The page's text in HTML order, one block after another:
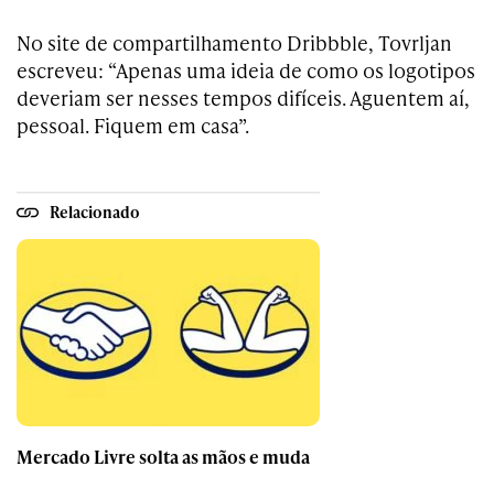
No site de compartilhamento Dribbble, Tovrljan
escreveu: “Apenas uma ideia de como os logotipos
deveriam ser nesses tempos difíceis. Aguentem aí,
pessoal. Fiquem em casa”.
Relacionado
Mercado Livre solta as mãos e muda